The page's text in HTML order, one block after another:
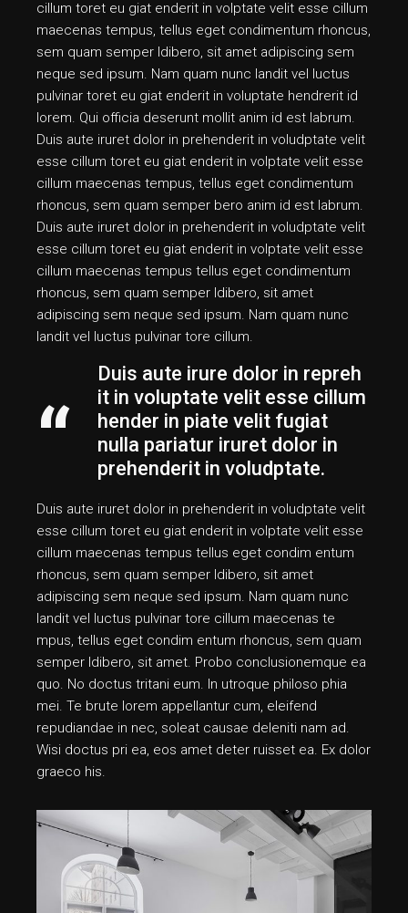
cillum toret eu giat enderit in volptate velit esse cillum
maecenas tempus, tellus eget condimentum rhoncus,
sem quam semper ldibero, sit amet adipiscing sem
neque sed ipsum. Nam quam nunc landit vel luctus
pulvinar toret eu giat enderit in voluptate hendrerit id
lorem. Qui officia deserunt mollit anim id est labrum.
Duis aute iruret dolor in prehenderit in voludptate velit
esse cillum toret eu giat enderit in volptate velit esse
cillum maecenas tempus, tellus eget condimentum
rhoncus, sem quam semper bero anim id est labrum.
Duis aute iruret dolor in prehenderit in voludptate velit
esse cillum toret eu giat enderit in volptate velit esse
cillum maecenas tempus tellus eget condimentum
rhoncus, sem quam semper ldibero, sit amet
adipiscing sem neque sed ipsum. Nam quam nunc
landit vel luctus pulvinar tore cillum.
Duis aute irure dolor in repreh
it in voluptate velit esse cillum
hender in piate velit fugiat
nulla pariatur iruret dolor in
prehenderit in voludptate.
Duis aute iruret dolor in prehenderit in voludptate velit
esse cillum toret eu giat enderit in volptate velit esse
cillum maecenas tempus tellus eget condim entum
rhoncus, sem quam semper ldibero, sit amet
adipiscing sem neque sed ipsum. Nam quam nunc
landit vel luctus pulvinar tore cillum maecenas te
mpus, tellus eget condim entum rhoncus, sem quam
semper ldibero, sit amet. Probo conclusionemque ea
quo. No doctus tritani eum. In utroque philoso phia
mei. Te brute lorem appellantur cum, eleifend
repudiandae in nec, soleat causae deleniti nam ad.
Wisi doctus pri ea, eos amet deter ruisset ea. Ex dolor
graeco his.